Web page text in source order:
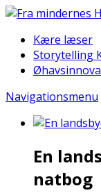
Kære læser
Storytelling
Navigationsmenu
En
natbog